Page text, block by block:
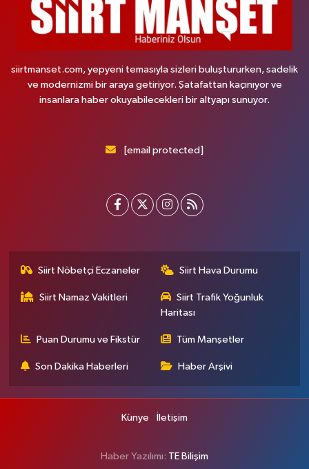
siirtmanset.com, yepyeni temasıyla sizleri buluştururken, sadelik
ve modernizmi bir araya getiriyor. Şatafattan kaçınıyor ve
insanlara haber okuyabilecekleri bir altyapı sunuyor.
[email protected]
Siirt Nöbetçi Eczaneler Siirt Hava Durumu
Siirt Namaz Vakitleri
Siirt Trafik Yoğunluk
Haritası
Puan Durumu ve Fikstür Tüm Manşetler
Son Dakika Haberleri Haber Arşivi
Künye İletişim
Haber Yazılımı: TE Bilişim